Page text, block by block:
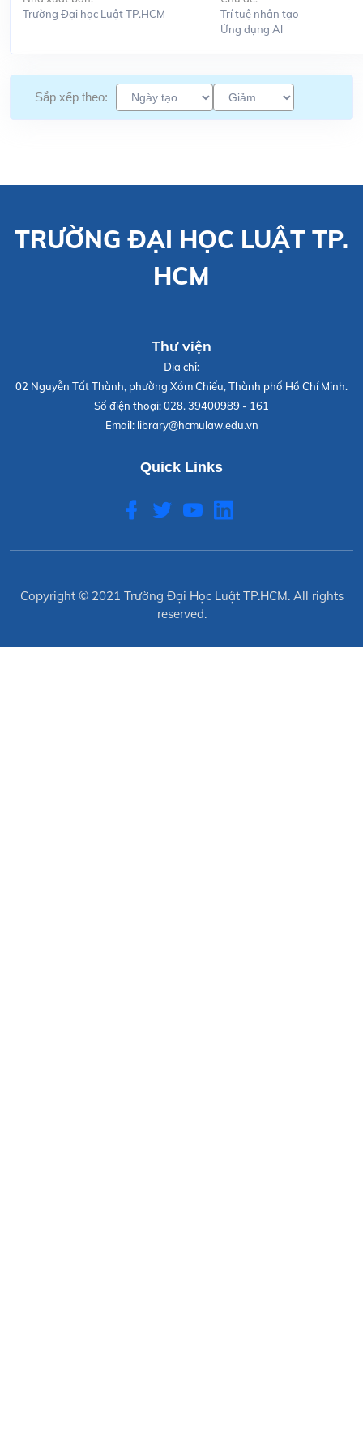
Trường Đại học Luật TP.HCM
Trí tuệ nhân tạo
Ứng dụng Al
Sắp xếp theo:
TRƯỜNG ĐẠI HỌC LUẬT TP.
HCM
Thư viện
Địa chỉ:
02 Nguyễn Tất Thành, phường Xóm Chiếu, Thành phố Hồ Chí Minh.
Số điện thoại:028. 39400989 - 161
Email: library@hcmulaw.edu.vn
Quick Links
Copyright © 2021 Trường Đại Học Luật TP.HCM. All rights
reserved.